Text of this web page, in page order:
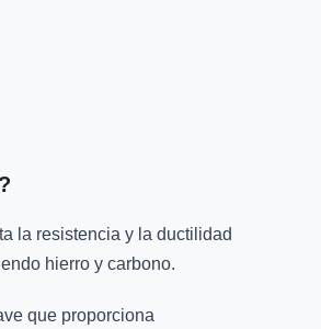
la resistencia y la ductilidad
hierro y carbono.
que proporciona